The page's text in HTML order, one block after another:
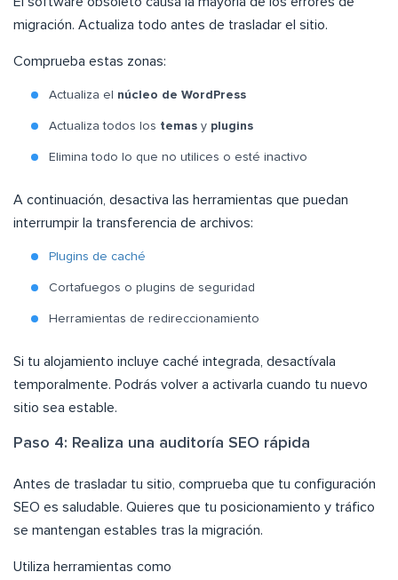
migración. Actualiza todo antes de trasladar el sitio.
Comprueba estas zonas:
Actualiza el núcleo de WordPress
Actualiza todos los temas y plugins
Elimina todo lo que no utilices o esté inactivo
A continuación, desactiva las herramientas que puedan
interrumpir la transferencia de archivos:
Plugins de caché
Cortafuegos o plugins de seguridad
Herramientas de redireccionamiento
Si tu alojamiento incluye caché integrada, desactívala
temporalmente. Podrás volver a activarla cuando tu nuevo
sitio sea estable.
Paso 4: Realiza una auditoría SEO rápida
Antes de trasladar tu sitio, comprueba que tu configuración
SEO es saludable. Quieres que tu posicionamiento y tráfico
se mantengan estables tras la migración.
Utiliza herramientas como